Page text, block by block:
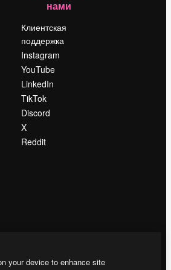
нами
Клиентская
поддержка
Instagram
YouTube
LinkedIn
TikTok
Discord
X
Reddit
your device to enhance site